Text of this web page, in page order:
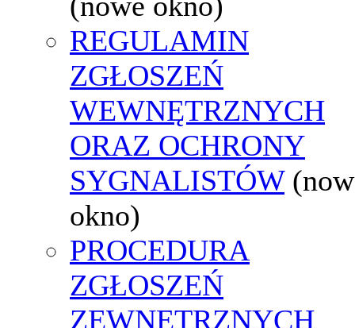
REGULAMIN
ZGŁOSZEŃ
WEWNĘTRZNYCH
ORAZ OCHRONY
SYGNALISTÓW
okno)
PROCEDURA
ZGŁOSZEŃ
ZEWNĘTRZNYCH